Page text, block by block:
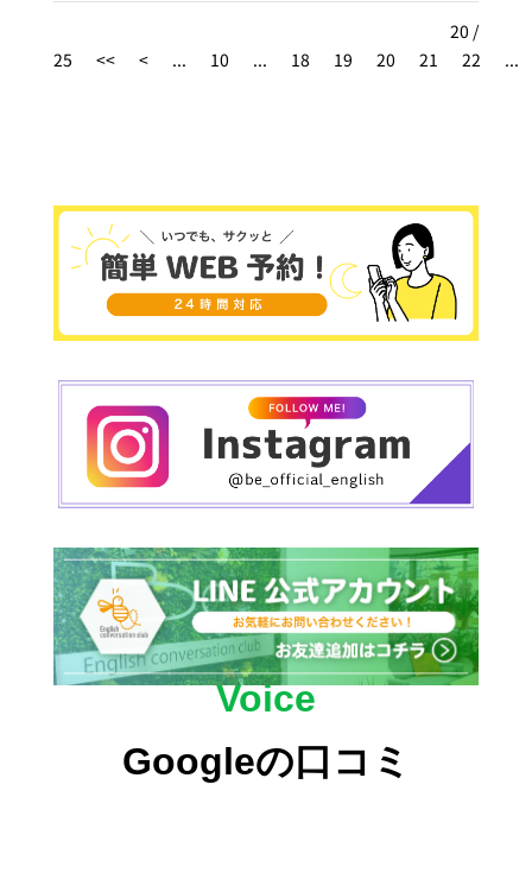
なりたい
ておきたい、各地域を代表する人気の英会話教
%e9%a1%8d%e5%9b%ba%e5%ae%9a%e8%b
2%bb%e7%94%a8%e3%81%a0%e3%81%91%
e3%81%a7%e9%80%9a%e3%81%84%e6%94
%be%e9%a1%8c%e3%81%ae%e8%8b%b1%e
4%bc%9a%e8%a9%b1%e3%82%b9%e3%82%
af%e3%83%bc%e3%83%ab%ef%bc%9f/
20 /
25
<< < ... 10 ... 18 19 20 21 22 ...
Voice
Googleの口コミ